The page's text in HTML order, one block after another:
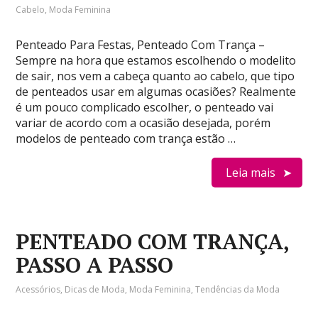
Cabelo, Moda Feminina
Penteado Para Festas, Penteado Com Trança –
Sempre na hora que estamos escolhendo o modelito
de sair, nos vem a cabeça quanto ao cabelo, que tipo
de penteados usar em algumas ocasiões? Realmente
é um pouco complicado escolher, o penteado vai
variar de acordo com a ocasião desejada, porém
modelos de penteado com trança estão …
Leia mais
PENTEADO COM TRANÇA,
PASSO A PASSO
Acessórios, Dicas de Moda, Moda Feminina,Tendências da Moda